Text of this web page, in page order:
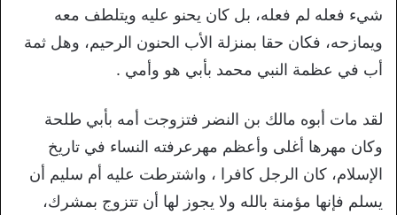
شيء فعله لم فعله، بل كان يحنو عليه ويتلطف معه
ويمازحه، فكان حقا بمنزلة الأب الحنون الرحيم، وهل ثمة
أب في عظمة النبي محمد بأبي هو وأمي .
لقد مات أبوه مالك بن النضر فتزوجت أمه بأبي طلحة
وكان مهرها أغلى وأعظم مهرعرفته النساء في تاريخ
الإسلام، كان الرجل كافرا ، واشترطت عليه أم سليم أن
يسلم فإنها مؤمنة بالله ولا يجوز لها أن تتزوج بمشرك،